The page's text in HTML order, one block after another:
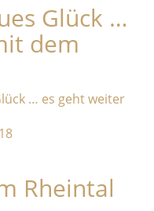
Glück …
dem
… es geht weiter
Rheintal